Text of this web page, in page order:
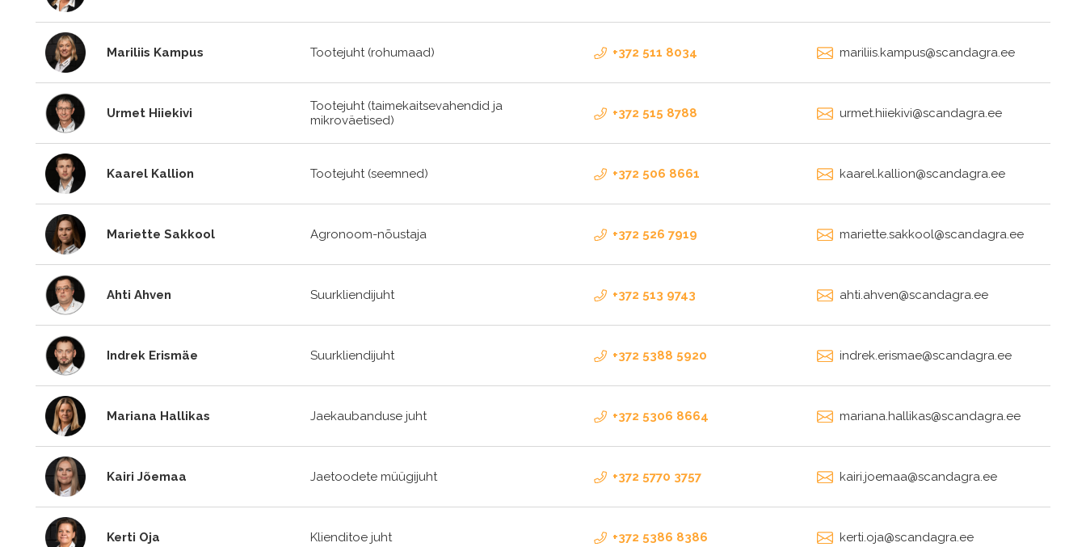
Mariliis Kampus Tootejuht (rohumaad) +372 511 8034 mariliis.kampus@scandagra.ee
Urmet Hiiekivi
Tootejuht (taimekaitsevahendid ja
mikroväetised)
+372 515 8788 urmet.hiiekivi@scandagra.ee
Kaarel Kallion Tootejuht (seemned) +372 506 8661 kaarel.kallion@scandagra.ee
Mariette Sakkool Agronoom-nõustaja +372 526 7919 mariette.sakkool@scandagra.ee
Ahti Ahven Suurkliendijuht +372 513 9743 ahti.ahven@scandagra.ee
Indrek Erismäe Suurkliendijuht +372 5388 5920 indrek.erismae@scandagra.ee
Mariana Hallikas Jaekaubanduse juht +372 5306 8664 mariana.hallikas@scandagra.ee
Kairi Jõemaa Jaetoodete müügijuht +372 5770 3757 kairi.joemaa@scandagra.ee
Kerti Oja Klienditoe juht +372 5386 8386 kerti.oja@scandagra.ee